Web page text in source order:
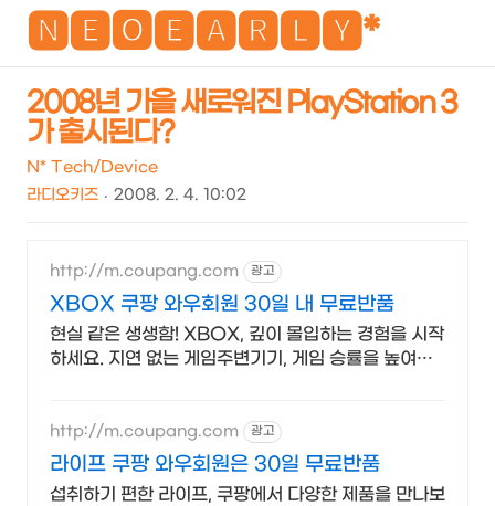
🅽🅴🅾🅴🅰🆁🅻🆈*
2008년 가을 새로워진 PlayStation 3
가 출시된다?
N* Tech/Device
라디오키즈
2008. 2. 4. 10:02
http://m.coupang.com 광고
XBOX 쿠팡 와우회원 30일 내 무료반품
현실 같은 생생함! XBOX, 깊이 몰입하는 경험을 시작
하세요. 지연 없는 게임주변기기, 게임 승률을 높여보
http://m.coupang.com 광고
라이프 쿠팡 와우회원은 30일 무료반품
섭취하기 편한 라이프, 쿠팡에서 다양한 제품을 만나보